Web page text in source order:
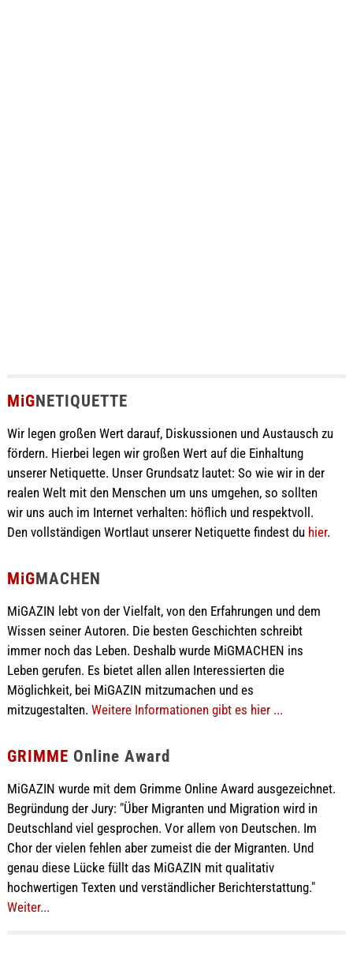
MiGNETIQUETTE
Wir legen großen Wert darauf, Diskussionen und Austausch zu
fördern. Hierbei legen wir großen Wert auf die Einhaltung
unserer Netiquette. Unser Grundsatz lautet: So wie wir in der
realen Welt mit den Menschen um uns umgehen, so sollten
wir uns auch im Internet verhalten: höflich und respektvoll.
Den vollständigen Wortlaut unserer Netiquette findest du hier.
MiGMACHEN
MiGAZIN lebt von der Vielfalt, von den Erfahrungen und dem
Wissen seiner Autoren. Die besten Geschichten schreibt
immer noch das Leben. Deshalb wurde MiGMACHEN ins
Leben gerufen. Es bietet allen allen Interessierten die
Möglichkeit, bei MiGAZIN mitzumachen und es
mitzugestalten. Weitere Informationen gibt es hier ...
GRIMME Online Award
MiGAZIN wurde mit dem Grimme Online Award ausgezeichnet.
Begründung der Jury: "Über Migranten und Migration wird in
Deutschland viel gesprochen. Vor allem von Deutschen. Im
Chor der vielen fehlen aber zumeist die der Migranten. Und
genau diese Lücke füllt das MiGAZIN mit qualitativ
hochwertigen Texten und verständlicher Berichterstattung."
Weiter...